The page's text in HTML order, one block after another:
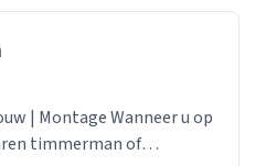
| Montage Wanneer u op
timmerman of